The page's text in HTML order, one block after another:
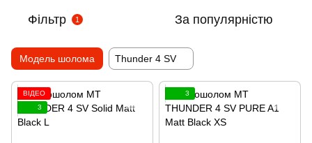
Фільтр 1 За популярністю
Модель шолома Thunder 4 SV
ВІДЕО
3
3